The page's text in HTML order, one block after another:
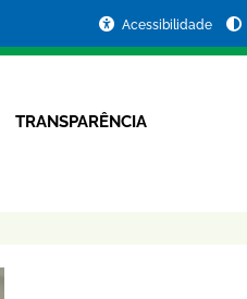
Acessibilidade
TRANSPARÊNCIA